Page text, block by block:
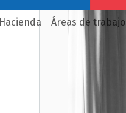
Áreas de trabajo